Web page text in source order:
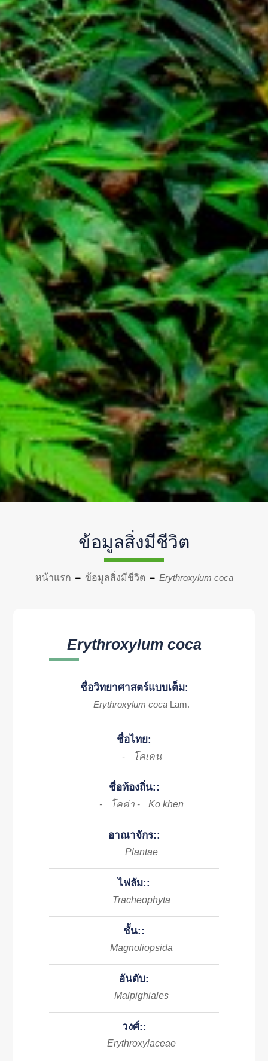
ข้อมูลสิ่งมีชีวิต
หน้าแรก ข้อมูลสิ่งมีชีวิต Erythroxylum coca
Erythroxylum coca
ชื่อวิทยาศาสตร์แบบเต็ม:
Erythroxylum coca Lam.
ชื่อไทย:
- โคเคน
ชื่อท้องถิ่น::
- โคค่า - Ko khen
อาณาจักร::
Plantae
ไฟลัม::
Tracheophyta
ชั้น::
Magnoliopsida
อันดับ:
Malpighiales
วงศ์::
Erythroxylaceae